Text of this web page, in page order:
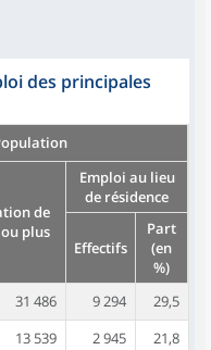
des principales
de
plus
Emploi au lieu
de résidence
Effectifs
Part
(en
%)
31 486 9 294
29,5
13 539 2 945
21,8